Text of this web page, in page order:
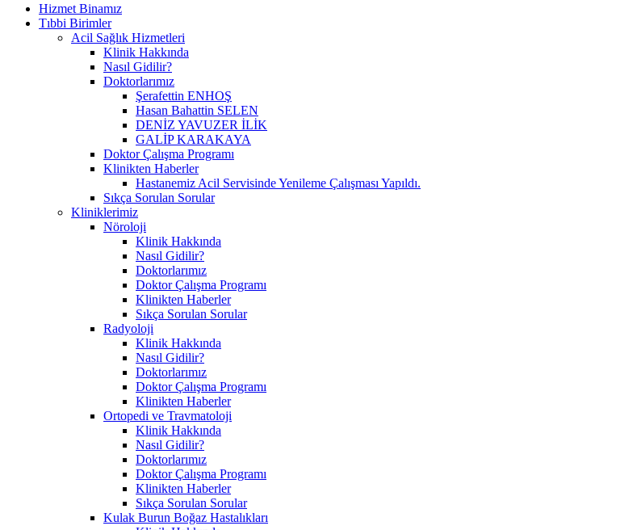
Hizmet Binamız
Tıbbi Birimler
Acil Sağlık Hizmetleri
Klinik Hakkında
Nasıl Gidilir?
Doktorlarımız
Şerafettin ENHOŞ
Hasan Bahattin SELEN
DENİZ YAVUZER İLİK
GALİP KARAKAYA
Doktor Çalışma Programı
Klinikten Haberler
Hastanemiz Acil Servisinde Yenileme Çalışması Yapıldı.
Sıkça Sorulan Sorular
Kliniklerimiz
Nöroloji
Klinik Hakkında
Nasıl Gidilir?
Doktorlarımız
Doktor Çalışma Programı
Klinikten Haberler
Sıkça Sorulan Sorular
Radyoloji
Klinik Hakkında
Nasıl Gidilir?
Doktorlarımız
Doktor Çalışma Programı
Klinikten Haberler
Ortopedi ve Travmatoloji
Klinik Hakkında
Nasıl Gidilir?
Doktorlarımız
Doktor Çalışma Programı
Klinikten Haberler
Sıkça Sorulan Sorular
Kulak Burun Boğaz Hastalıkları